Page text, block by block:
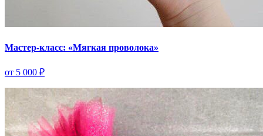
Мастер-класс: «Мягкая проволока»
от 5 000 ₽